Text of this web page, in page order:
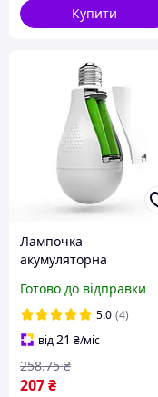
Купити
Лампочка
акумуляторна
E27 15 Вт аварійна
лампа з акумулятором
в патрон для дому що
працює без світла
Готово до відправки
5.0 (4)
від21 ₴/міс
207 ₴
258.75 ₴